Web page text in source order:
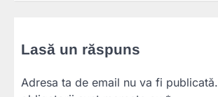
Lasă un răspuns
Adresa ta de email nu va fi publicată.